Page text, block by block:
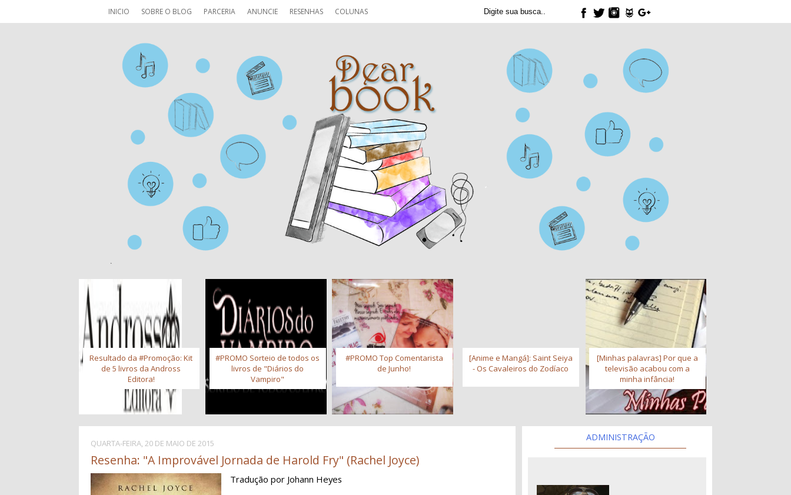
INICIO SOBRE O BLOG PARCERIA ANUNCIE RESENHAS COLUNAS
Resultado da #Promoção: Kit
de 5 livros da Andross
Editora!
#PROMO Sorteio de todos os
livros de "Diários do
Vampiro"
#PROMO Top Comentarista
de Junho!
[Anime e Mangá]: Saint Seiya
- Os Cavaleiros do Zodíaco
[Minhas palavras] Por que a
televisão acabou com a
minha infância!
QUARTA-FEIRA, 20 DE MAIO DE 2015
Resenha: "A Improvável Jornada de Harold Fry" (Rachel Joyce)
Tradução por Johann Heyes
ADMINISTRAÇÃO